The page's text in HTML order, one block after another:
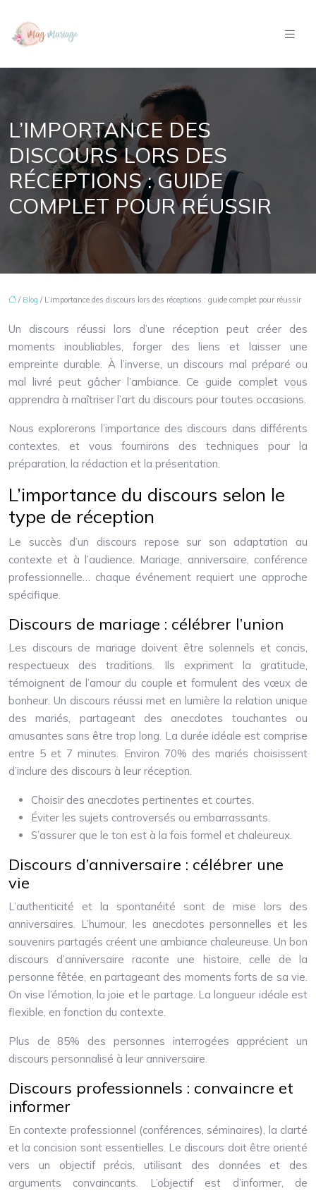
L’IMPORTANCE DES
DISCOURS LORS DES
RÉCEPTIONS : GUIDE
COMPLET POUR RÉUSSIR
/ Blog / L’importance des discours lors des réceptions : guide complet pour réussir
Un discours réussi lors d’une réception peut créer des
moments inoubliables, forger des liens et laisser une
empreinte durable. À l’inverse, un discours mal préparé ou
mal livré peut gâcher l’ambiance. Ce guide complet vous
apprendra à maîtriser l’art du discours pour toutes occasions.
Nous explorerons l’importance des discours dans différents
contextes, et vous fournirons des techniques pour la
préparation, la rédaction et la présentation.
L’importance du discours selon le
type de réception
Le succès d’un discours repose sur son adaptation au
contexte et à l’audience. Mariage, anniversaire, conférence
professionnelle… chaque événement requiert une approche
spécifique.
Discours de mariage : célébrer l’union
Les discours de mariage doivent être solennels et concis,
respectueux des traditions. Ils expriment la gratitude,
témoignent de l’amour du couple et formulent des vœux de
bonheur. Un discours réussi met en lumière la relation unique
des mariés, partageant des anecdotes touchantes ou
amusantes sans être trop long. La durée idéale est comprise
entre 5 et 7 minutes. Environ 70% des mariés choisissent
d’inclure des discours à leur réception.
Choisir des anecdotes pertinentes et courtes.
Éviter les sujets controversés ou embarrassants.
S’assurer que le ton est à la fois formel et chaleureux.
Discours d’anniversaire : célébrer une
vie
L’authenticité et la spontanéité sont de mise lors des
anniversaires. L’humour, les anecdotes personnelles et les
souvenirs partagés créent une ambiance chaleureuse. Un bon
discours d’anniversaire raconte une histoire, celle de la
personne fêtée, en partageant des moments forts de sa vie.
On vise l’émotion, la joie et le partage. La longueur idéale est
flexible, en fonction du contexte.
Plus de 85% des personnes interrogées apprécient un
discours personnalisé à leur anniversaire.
Discours professionnels : convaincre et
informer
En contexte professionnel (conférences, séminaires), la clarté
et la concision sont essentielles. Le discours doit être orienté
vers un objectif précis, utilisant des données et des
arguments convaincants. L’objectif est d’informer, de